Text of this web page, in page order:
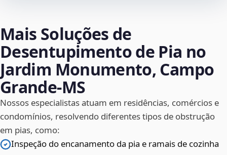
Mais Soluções de
Desentupimento de Pia no
Jardim Monumento, Campo
Grande‑MS
Nossos especialistas atuam em residências, comércios e
condomínios, resolvendo diferentes tipos de obstrução
em pias, como:
Inspeção do encanamento da pia e ramais de cozinha